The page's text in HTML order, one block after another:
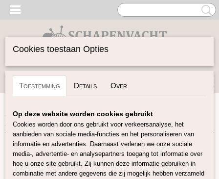
Inloggen Registreren
(0)
Home>Spinwol>Gekleurde Lontwol 27/23 mic
110
Cookies toestaan Opties
Toestemming Details Over
Op deze website worden cookies gebruikt
Cookies worden door ons gebruikt voor verkeersanalyse, het
aanbieden van sociale media-functies en het personaliseren van
informatie en advertenties. Daarnaast verlenen we onze sociale
media-, advertentie- en analysepartners toegang tot informatie over
hoe u onze site gebruikt. Zij kunnen deze informatie gebruiken in
combinatie met andere gegevens die zij mogelijk hebben verzameld